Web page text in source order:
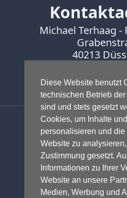
Diese Website benutzt
technischen Betrieb
sind und stets gesetzt
Cookies, um Inhalte
personalisieren und
Website zu
Zustimmung gesetzt.
Informationen zu Ihrer
Website an unsere
Medien, Werbung und
Michael Terhaag -
40213
Fax:0211-
Anwalt -
für Gewerblichen
Fachanwalt für
Markenrecht,
Urheberrecht,
Onlinerecht,E-
Designrecht ,